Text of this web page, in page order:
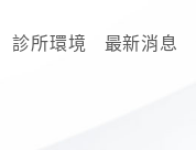
診所環境 最新消息